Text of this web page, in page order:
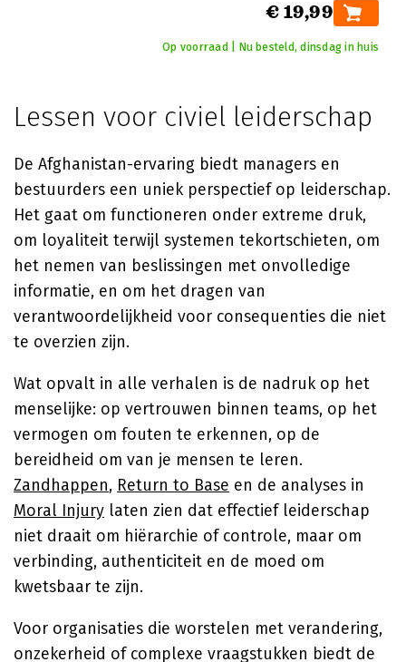
€ 19,99
Op voorraad | Nu besteld, dinsdag in huis
Lessen voor civiel leiderschap
De Afghanistan-ervaring biedt managers en
bestuurders een uniek perspectief op leiderschap.
Het gaat om functioneren onder extreme druk,
om loyaliteit terwijl systemen tekortschieten, om
het nemen van beslissingen met onvolledige
informatie, en om het dragen van
verantwoordelijkheid voor consequenties die niet
te overzien zijn.
Wat opvalt in alle verhalen is de nadruk op het
menselijke: op vertrouwen binnen teams, op het
vermogen om fouten te erkennen, op de
bereidheid om van je mensen te leren.
Zandhappen, Return to Base en de analyses in
Moral Injury laten zien dat effectief leiderschap
niet draait om hiërarchie of controle, maar om
verbinding, authenticiteit en de moed om
kwetsbaar te zijn.
Voor organisaties die worstelen met verandering,
onzekerheid of complexe vraagstukken biedt de